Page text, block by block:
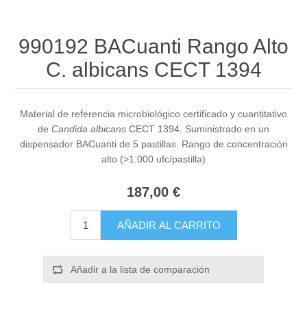
990192 BACuanti Rango Alto
C. albicans CECT 1394
Material de referencia microbiológico certificado y cuantitativo
de Candida albicans CECT 1394. Suministrado en un
dispensador BACuanti de 5 pastillas. Rango de concentración
alto (>1.000 ufc/pastilla)
187,00 €
AÑADIR AL CARRITO
Añadir a la lista de comparación